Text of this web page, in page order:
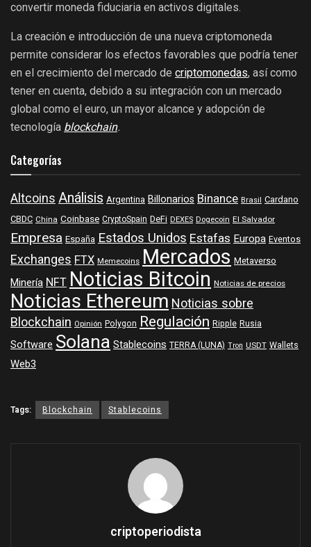
convertir moneda fiduciaria en activos digitales.
La creación e introducción de una nueva criptomoneda
permite considerar los efectos favorables que podría tener
en el crecimiento del mercado de criptomonedas, así como
tener en cuenta, debido a su integración con un mercado
global como el euro, un mayor alcance y adopción de
tecnología blockchain.
Categorías
AltcoinsAnálisis Argentina Billonarios Binance Brasil Cardano
CBDC China Coinbase CryptoSpain DeFi DEXES Dogecoin El Salvador
Empresa España Estados UnidosEstafasEuropa Eventos
ExchangesFTX Memecoins Mercados Metaverso
MineríaNFTNoticias Bitcoin Noticias de precios
Noticias EthereumNoticias sobre
Blockchain Opinión Polygon Regulación Ripple Rusia
Software SolanaStablecoins TERRA (LUNA) Tron USDT Wallets
Web3
Tags: Blockchain Stablecoins
criptoperiodista